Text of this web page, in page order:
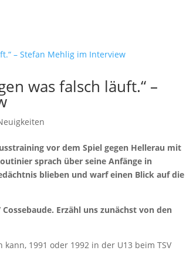
was falsch läuft.“ –
vor dem Spiel gegen Hellerau mit
sprach über seine Anfänge in
blieben und warf einen Blick auf die
Erzähl uns zunächst von den
1991 oder 1992 in der U13 beim TSV